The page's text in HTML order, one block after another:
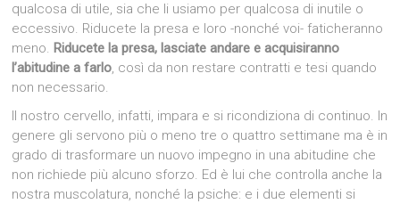
qualcosa di utile, sia che li usiamo per qualcosa di inutile o
eccessivo. Riducete la presa e loro -nonché voi- faticheranno
meno. Riducete la presa, lasciate andare e acquisiranno
l’abitudine a farlo, così da non restare contratti e tesi quando
non necessario.
Il nostro cervello, infatti, impara e si ricondiziona di continuo. In
genere gli servono più o meno tre o quattro settimane ma è in
grado di trasformare un nuovo impegno in una abitudine che
non richiede più alcuno sforzo. Ed è lui che controlla anche la
nostra muscolatura, nonché la psiche: e i due elementi si